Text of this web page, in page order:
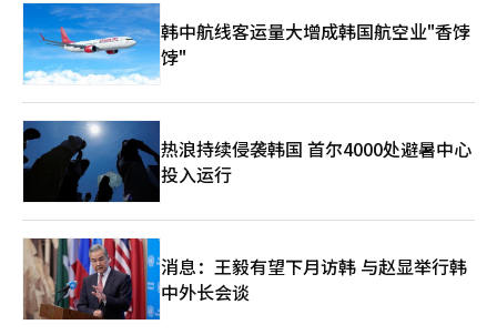
韩中航线客运量大增成韩国航空业"香饽
饽"
热浪持续侵袭韩国 首尔4000处避暑中心
投入运行
消息：王毅有望下月访韩 与赵显举行韩
中外长会谈